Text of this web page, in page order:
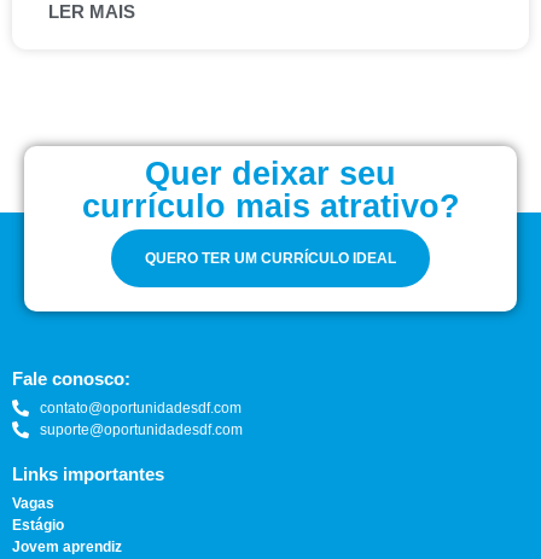
LER MAIS
Quer deixar seu
currículo mais atrativo?
QUERO TER UM CURRÍCULO IDEAL
Fale conosco:
contato@oportunidadesdf.com
suporte@oportunidadesdf.com
Links importantes
Vagas
Estágio
Jovem aprendiz